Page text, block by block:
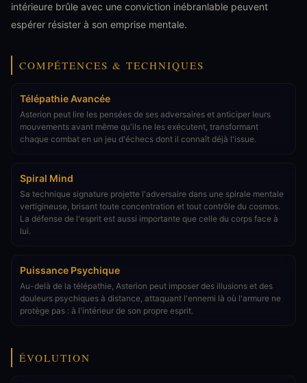
intérieure brûle avec une conviction inébranlable peuvent
espérer résister à son emprise mentale.
COMPÉTENCES & TECHNIQUES
Télépathie Avancée
Asterion peut lire les pensées de ses adversaires et anticiper leurs
mouvements avant même qu'ils ne les exécutent, transformant
chaque combat en un jeu d'échecs dont il connaît déjà l'issue.
Spiral Mind
Sa technique signature projette l'adversaire dans une spirale mentale
vertigineuse, brisant toute concentration et tout contrôle du cosmos.
La défense de l'esprit est aussi importante que celle du corps face à
lui.
Puissance Psychique
Au-delà de la télépathie, Asterion peut imposer des illusions et des
douleurs psychiques à distance, attaquant l'ennemi là où l'armure ne
protège pas : à l'intérieur de son propre esprit.
ÉVOLUTION